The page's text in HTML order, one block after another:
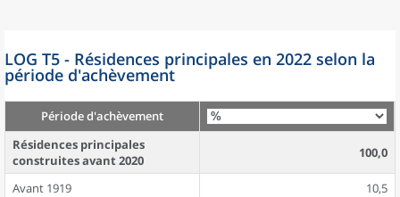
LOG T5 - Résidences principales en 2022 selon la
période d'achèvement
Période d'achèvement
Résidences principales
construites avant 2020
100,0
Avant 1919
10,5